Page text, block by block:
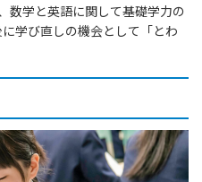
数学と英語に関して基礎学力の
学び直しの機会として「とわ